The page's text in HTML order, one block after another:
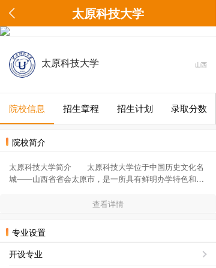
太原科技大学
太原科技大学 山西
院校信息 招生章程 招生计划 录取分数
院校简介
太原科技大学简介 太原科技大学位于中国历史文化名
城——山西省省会太原市，是一所具有鲜明办学特色和光
的人才培养和科学研究基地。 学校的前身是1952年山
国家机械工业部并更名为太原机械制造学校。1958年开始
招收本科生。1960年更名为太原重型机械学院。1981年开
始招收研究生。1998年改为教育部与山西省共建共管。
2004年更名为太原科技大学。2005年成为博士学位授予权
查看详情
专业设置
开设专业